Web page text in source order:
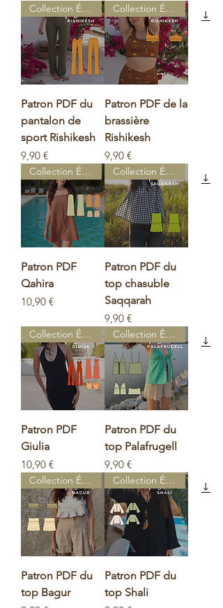
Collection Égypte
Patron PDF du
pantalon de
sport Rishikesh
Prix
9,90 €
Collection Égypte
Patron PDF de la
brassière
Rishikesh
Prix
9,90 €
Collection Égypte
Patron PDF
Qahira
Prix
10,90 €
Collection Égypte
Patron PDF du
top chasuble
Saqqarah
Prix
9,90 €
Collection Égypte
Patron PDF
Giulia
Prix
10,90 €
Collection Égypte
Patron PDF du
top Palafrugell
Prix
9,90 €
Collection Égypte
Patron PDF du
top Bagur
Collection Égypte
Patron PDF du
top Shali